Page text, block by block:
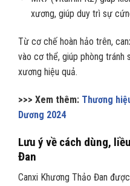
xương, giúp duy trì sự
Từ cơ chế hoàn hảo trên,
vào cơ thể, giúp phòng tránh
xương hiệu quả.
>>> Xem thêm: Thương
Dương 2024
Lưu ý về cách dùng,
Đan
Canxi Khương Thảo Đan